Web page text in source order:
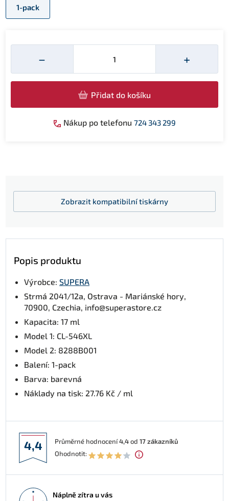
1-pack
−
Množství
+
Přidat do košíku
Nákup po telefonu 724 343 299
Zobrazit kompatibilní tiskárny
Popis produktu
Výrobce: SUPERA
Strmá 2041/12a, Ostrava - Mariánské hory,
70900, Czechia, info@superastore.cz
Kapacita: 17 ml
Model 1: CL-546XL
Model 2: 8288B001
Balení: 1-pack
Barva: barevná
Náklady na tisk: 27.76 Kč / ml
4,4 Průměrné hodnocení4,4od 17zákazníků
Ohodnotit:
Náplně zítra u vás